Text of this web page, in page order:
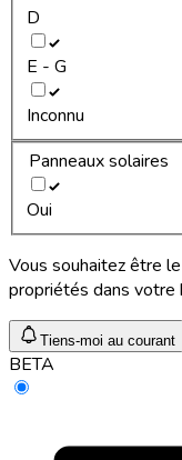
D
E - G
Inconnu
Panneaux solaires
Oui
Vous souhaitez être
propriétés dans votre
Tiens-moi au courant
BETA